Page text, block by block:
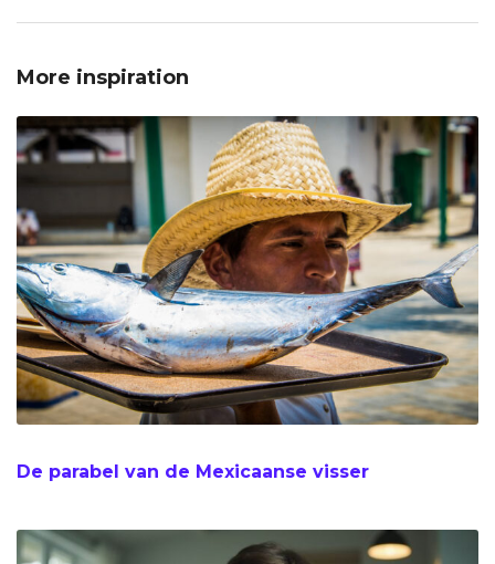
More inspiration
De parabel van de Mexicaanse visser